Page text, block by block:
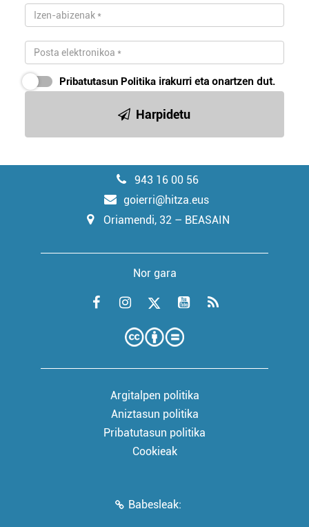
Pribatutasun Politika irakurri eta onartzen dut.
Harpidetu
943 16 00 56
goierri@hitza.eus
Oriamendi, 32 – BEASAIN
Nor gara
Argitalpen politika
Aniztasun politika
Pribatutasun politika
Cookieak
Babesleak: